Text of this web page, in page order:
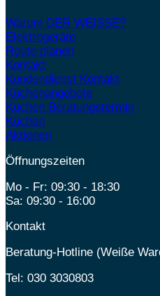
Warum DER WEISSE?
Elektrogeräte
Route planen
Kontakt
Kundendienst Kontakt
Küchenangebote
Küchen Beratungstermin
Küchen
Aktionen
Öffnungszeiten
Mo - Fr: 09:30 - 18:30
Sa: 09:30 - 16:00
Kontakt
Beratung-Hotline (Weiße
Tel: 030 3030803